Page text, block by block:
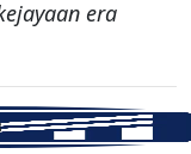
era